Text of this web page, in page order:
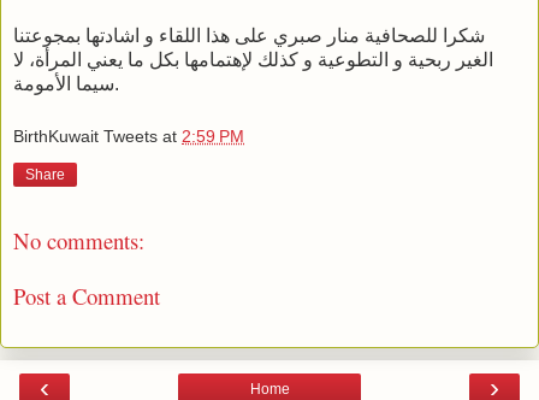
شكرا للصحافية منار صبري على هذا اللقاء و اشادتها بمجوعتنا
الغير ربحية و التطوعية و كذلك لإهتمامها بكل ما يعني المرأة، لا
سيما الأمومة.
BirthKuwait Tweets at 2:59 PM
Share
No comments:
Post a Comment
‹ ›
Home